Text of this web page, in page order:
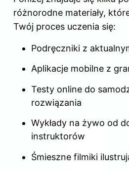
różnorodne materiały,
Twój proces uczenia się:
Podręczniki z
Aplikacje mobilne z
Testy online do
rozwiązania
Wykłady na żywo od
instruktorów
Śmieszne filmiki